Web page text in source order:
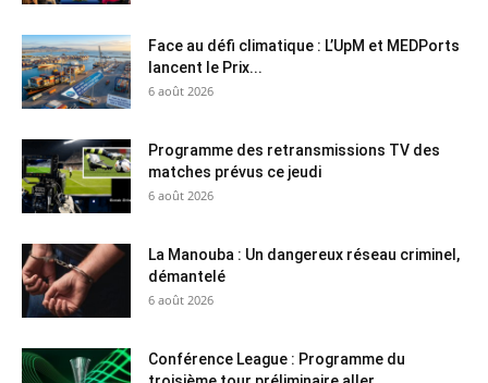
Face au défi climatique : L’UpM et MEDPorts
lancent le Prix...
6 août 2026
Programme des retransmissions TV des
matches prévus ce jeudi
6 août 2026
La Manouba : Un dangereux réseau criminel,
démantelé
6 août 2026
Conférence League : Programme du